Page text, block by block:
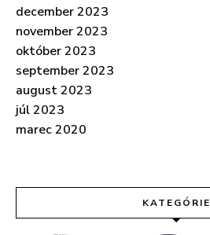
december 2023
november 2023
október 2023
september 2023
august 2023
júl 2023
marec 2020
KATEGÓRIE